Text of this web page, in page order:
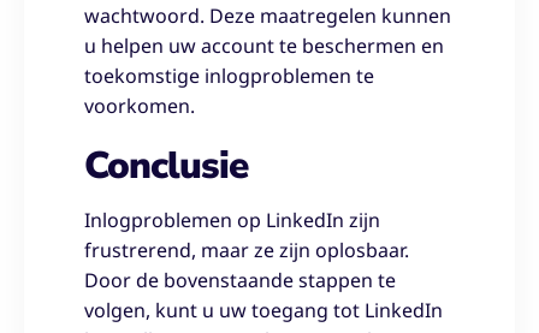
wachtwoord. Deze maatregelen kunnen
u helpen uw account te beschermen en
toekomstige inlogproblemen te
voorkomen.
Conclusie
Inlogproblemen op LinkedIn zijn
frustrerend, maar ze zijn oplosbaar.
Door de bovenstaande stappen te
volgen, kunt u uw toegang tot LinkedIn